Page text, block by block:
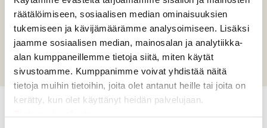
räätälöimiseen, sosiaalisen median ominaisuuksien
tukemiseen ja kävijämäärämme analysoimiseen. Lisäksi
jaamme sosiaalisen median, mainosalan ja analytiikka-
alan kumppaneillemme tietoja siitä, miten käytät
sivustoamme. Kumppanimme voivat yhdistää näitä
tietoja muihin tietoihin, joita olet antanut heille tai joita on
kerätty, kun olet käyttänyt heidän palvelujaan.
Previous slide
Next slide
Miksi valitaTalliosake?